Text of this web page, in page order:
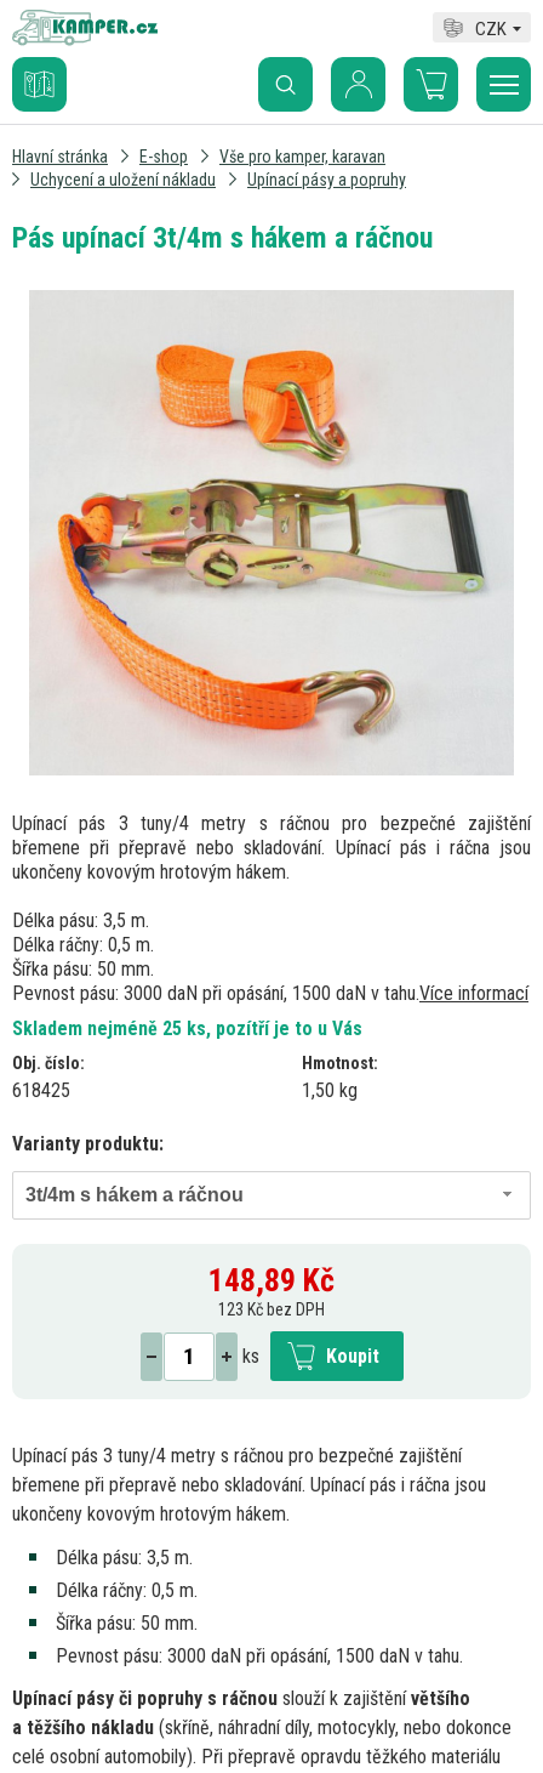
CZK
Hlavní stránka E-shop
Vše pro kamper, karavan
Uchycení a uložení nákladu
Upínací pásy a popruhy
Pás upínací 3t/4m s hákem a ráčnou
Upínací pás 3 tuny/4 metry s ráčnou pro bezpečné zajištění
břemene při přepravě nebo skladování. Upínací pás i ráčna jsou
ukončeny kovovým hrotovým hákem.
Délka pásu: 3,5 m.
Délka ráčny: 0,5 m.
Šířka pásu: 50 mm.
Pevnost pásu: 3000 daN při opásání, 1500 daN v tahu.Více informací
Skladem nejméně 25 ks, pozítří je to u Vás
Obj. číslo:
618425
Hmotnost:
1,50 kg
Varianty produktu:
3t/4m s hákem a ráčnou
148,89 Kč
123 Kč bez DPH
ks Koupit
Upínací pás 3 tuny/4 metry s ráčnou pro bezpečné zajištění
břemene při přepravě nebo skladování. Upínací pás i ráčna jsou
ukončeny kovovým hrotovým hákem.
Délka pásu: 3,5 m.
Délka ráčny: 0,5 m.
Šířka pásu: 50 mm.
Pevnost pásu: 3000 daN při opásání, 1500 daN v tahu.
Upínací pásy či popruhy s ráčnou sloužík zajištěnívětšího
a těžšího nákladu (skříně, náhradní díly, motocykly, nebo dokonce
celé osobní automobily). Při přepravě opravdu těžkého materiálu